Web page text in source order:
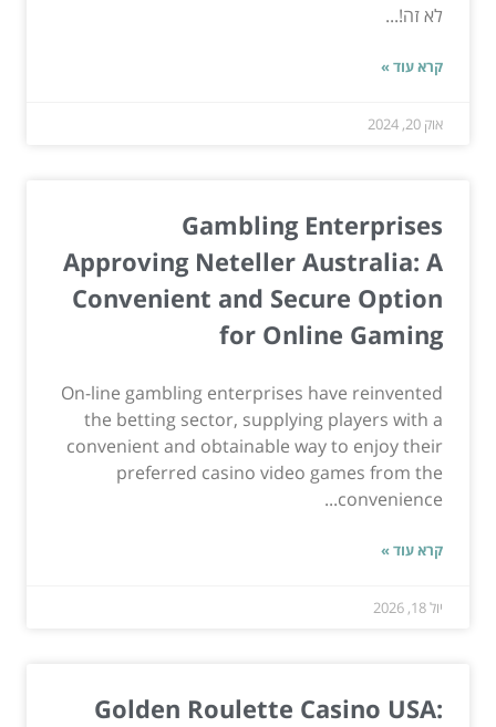
לא זה!...
קרא עוד »
אוק 20, 2024
Gambling Enterprises
Approving Neteller Australia: A
Convenient and Secure Option
for Online Gaming
On-line gambling enterprises have reinvented
the betting sector, supplying players with a
convenient and obtainable way to enjoy their
preferred casino video games from the
convenience...
קרא עוד »
יול 18, 2026
Golden Roulette Casino USA: